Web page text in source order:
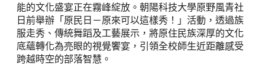
能的文化盛宴正在霧峰綻放。朝陽科技大學原野風青社
日前舉辦「原民日－原來可以這樣秀！」活動，透過族
服走秀、傳統舞蹈及工藝展示，將原住民族深厚的文化
底蘊轉化為亮眼的視覺饗宴，引領全校師生近距離感受
跨越時空的部落智慧。